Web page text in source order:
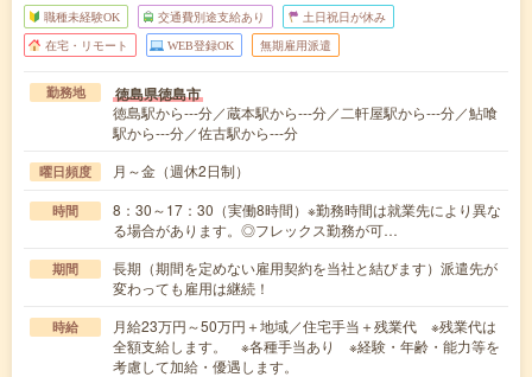
職種未経験OK 交通費別途支給あり 土日祝日が休み
在宅・リモート WEB登録OK 無期雇用派遣
勤務地 徳島県徳島市
徳島駅から---分／蔵本駅から---分／二軒屋駅から---分／鮎喰
駅から---分／佐古駅から---分
曜日頻度 月～金（週休2日制）
時間
8：30～17：30（実働8時間）※勤務時間は就業先により異な
る場合があります。◎フレックス勤務が可…
期間
長期（期間を定めない雇用契約を当社と結びます）派遣先が
変わっても雇用は継続！
時給
月給23万円～50万円＋地域／住宅手当＋残業代 ※残業代は
全額支給します。 ※各種手当あり ※経験・年齢・能力等を
考慮して加給・優遇します。